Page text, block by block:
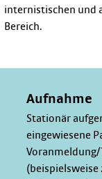
internistischen und
Bereich.
Aufnahme
Stationär
eingewiesene